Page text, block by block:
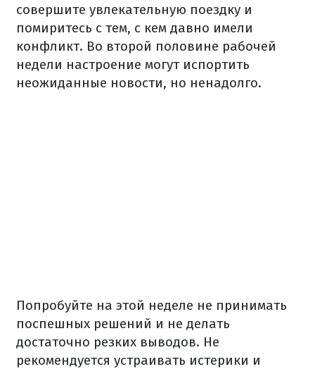
совершите увлекательную поездку и
помиритесь с тем, с кем давно имели
конфликт. Во второй половине рабочей
недели настроение могут испортить
неожиданные новости, но ненадолго.
Попробуйте на этой неделе не принимать
поспешных решений и не делать
достаточно резких выводов. Не
рекомендуется устраивать истерики и